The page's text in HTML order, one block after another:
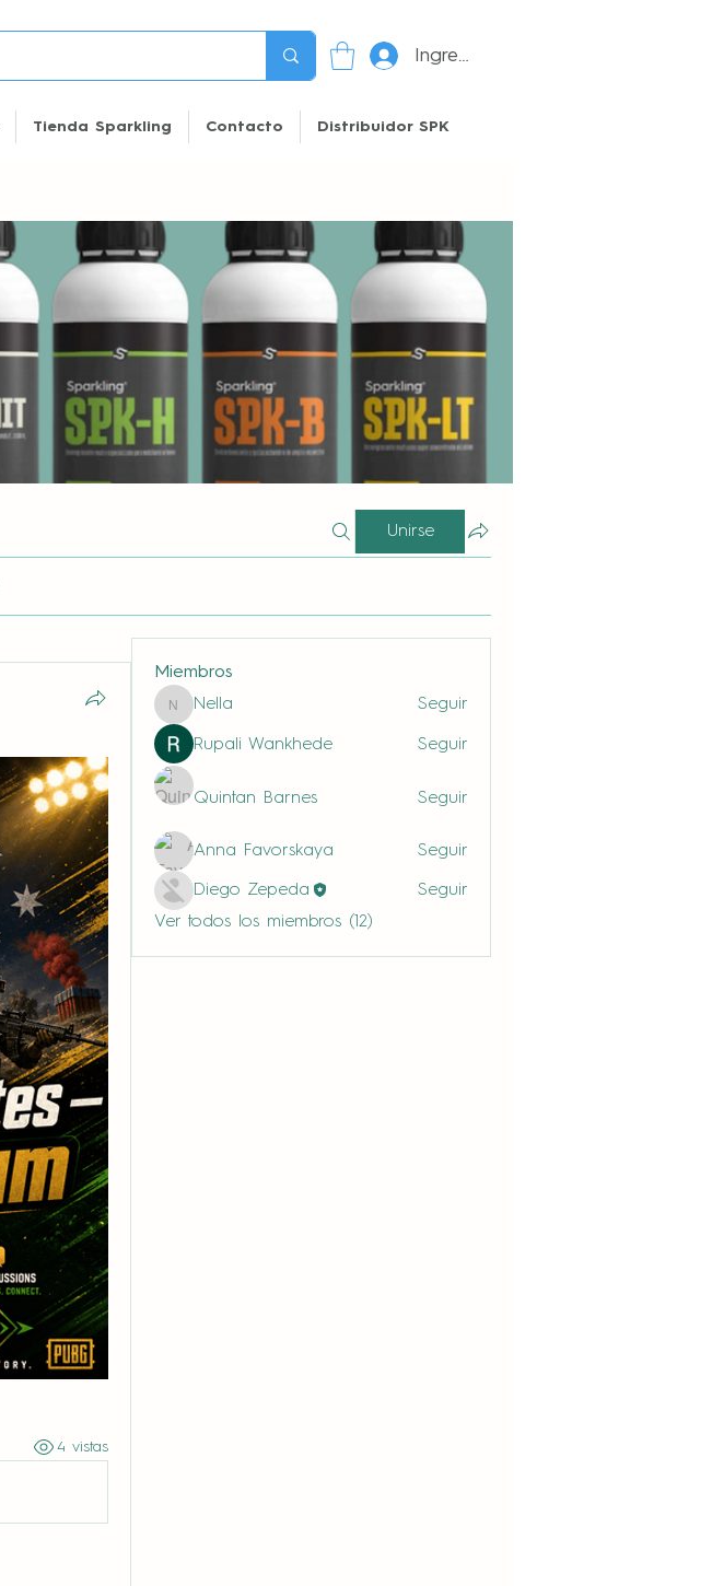
Ingresar
Tienda Sparkling Contacto Distribuidor SPK
Unirse
4 vistas
Miembros
Nella
Nella Seguir
Rupali Wankhede Seguir
Quintan Barnes Seguir
Anna Favorskaya Seguir
Diego Zepeda
Seguir
Ver todos los miembros (12)